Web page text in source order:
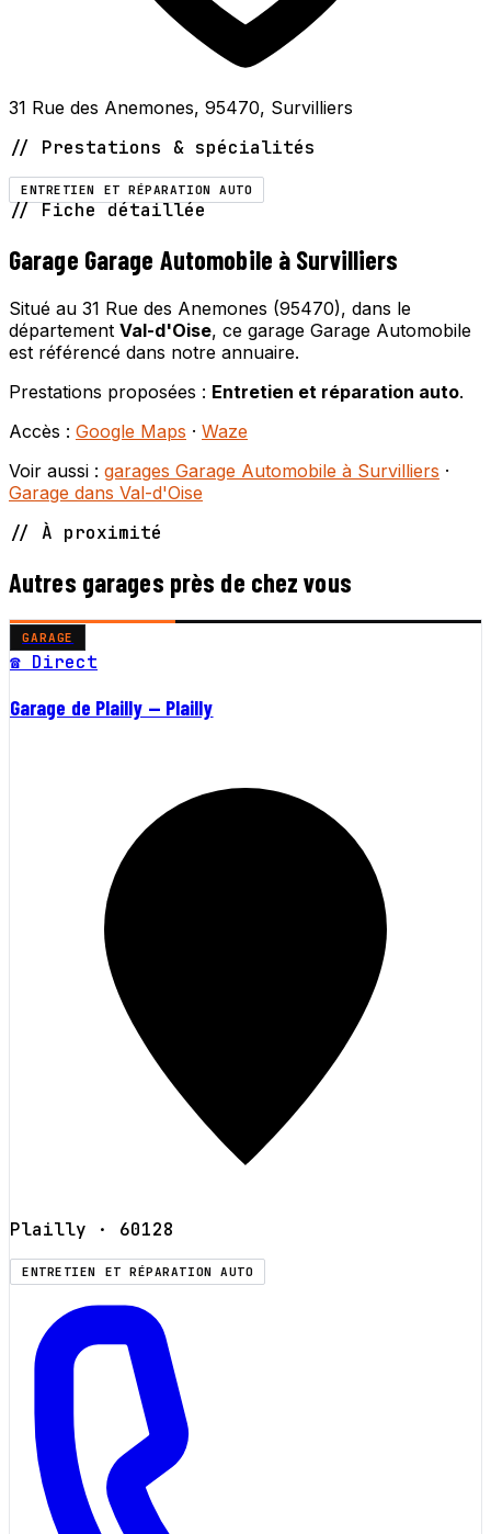
31 Rue des Anemones, 95470, Survilliers
// Prestations & spécialités
ENTRETIEN ET RÉPARATION AUTO
// Fiche détaillée
Garage Garage Automobile à Survilliers
Situé au 31 Rue des Anemones (95470), dans le
département Val-d'Oise, ce garage Garage Automobile
est référencé dans notre annuaire.
Prestations proposées : Entretien et réparation auto.
Accès : Google Maps · Waze
Voir aussi : garages Garage Automobile à Survilliers ·
Garage dans Val-d'Oise
// À proximité
Autres garages près de chez vous
GARAGE
☎ Direct
Garage de Plailly — Plailly
Plailly · 60128
ENTRETIEN ET RÉPARATION AUTO